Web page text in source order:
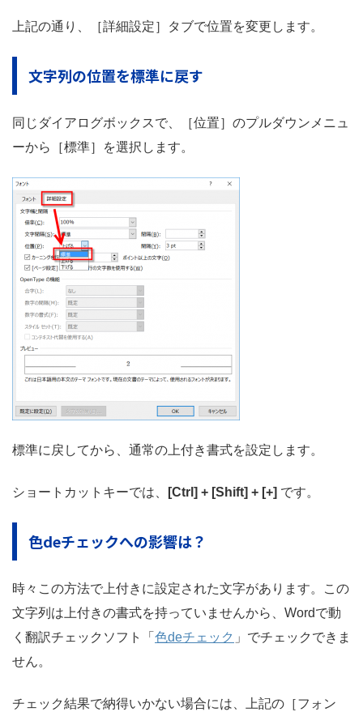
上記の通り、［詳細設定］タブで位置を変更します。
文字列の位置を標準に戻す
同じダイアログボックスで、［位置］のプルダウンメニュ
ーから［標準］を選択します。
標準に戻してから、通常の上付き書式を設定します。
ショートカットキーでは、 [Ctrl] + [Shift] + [+] です。
色deチェックへの影響は？
時々この方法で上付きに設定された文字があります。この
文字列は上付きの書式を持っていませんから、Wordで動
く翻訳チェックソフト「 色deチェック 」でチェックできま
せん。
チェック結果で納得いかない場合には、上記の［フォン